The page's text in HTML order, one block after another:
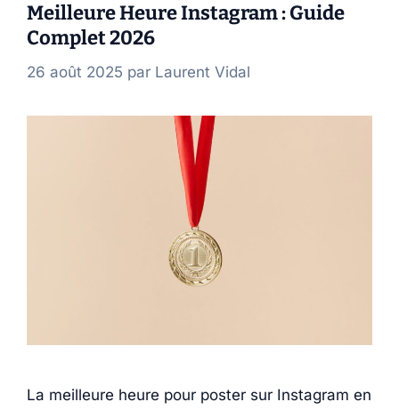
Meilleure Heure Instagram : Guide
Complet 2026
26 août 2025 par Laurent Vidal
La meilleure heure pour poster sur Instagram en